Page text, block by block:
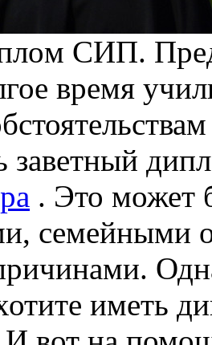
СИП.
время
заветный
. Это может
семейными
иметь